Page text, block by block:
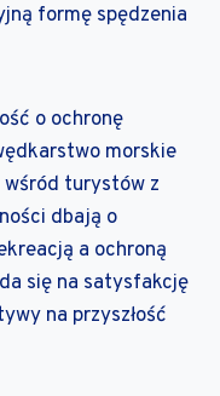
formę spędzenia
o ochronę
morskie
wśród turystów z
dbają o
a ochroną
się na satysfakcję
na przyszłość